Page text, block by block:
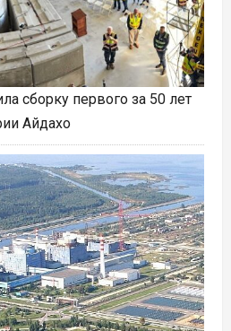
сборку первого за 50 лет
Айдахо